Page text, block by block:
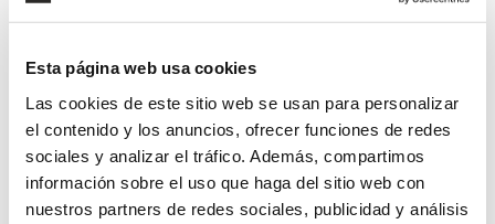
Esta página web usa cookies
Las cookies de este sitio web se usan para personalizar
el contenido y los anuncios, ofrecer funciones de redes
sociales y analizar el tráfico. Además, compartimos
información sobre el uso que haga del sitio web con
nuestros partners de redes sociales, publicidad y análisis
¿Has olvidado tu contraseña?